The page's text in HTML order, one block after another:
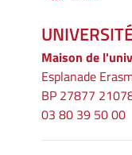
Maison de
Esplanade
BP 27877
03 80 39 50 00